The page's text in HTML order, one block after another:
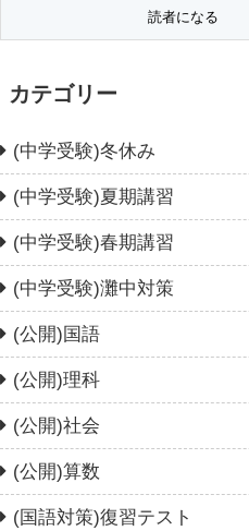
カテゴリー
(中学受験)冬休み
(中学受験)夏期講習
(中学受験)春期講習
(中学受験)灘中対策
(公開)国語
(公開)理科
(公開)社会
(公開)算数
(国語対策)復習テスト